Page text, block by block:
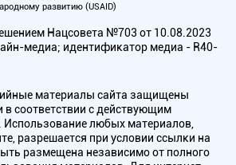
развитию (USAID)
Нацсовета №703 от 10.08.2023
медиа; идентификатор медиа - R40-
материалы сайта защищены
соответствии с действующим
Использование любых материалов,
разрешается при условии ссылки на
размещена независимо от полного